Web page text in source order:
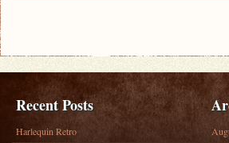
Recent Posts
Harlequin Retro